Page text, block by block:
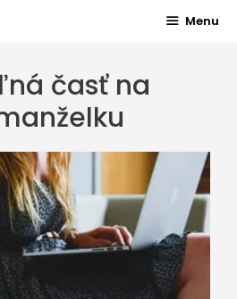
Menu
časť na